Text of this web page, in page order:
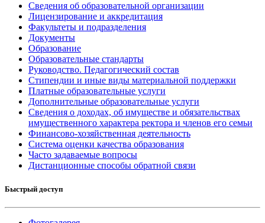
Сведения об образовательной организации
Лицензирование и аккредитация
Факультеты и подразделения
Документы
Образование
Образовательные стандарты
Руководство. Педагогический состав
Стипендии и иные виды материальной поддержки
Платные образовательные услуги
Дополнительные образовательные услуги
Сведения о доходах, об имуществе и обязательствах
имущественного характера ректора и членов его семьи
Финансово-хозяйственная деятельность
Система оценки качества образования
Часто задаваемые вопросы
Дистанционные способы обратной связи
Быстрый доступ